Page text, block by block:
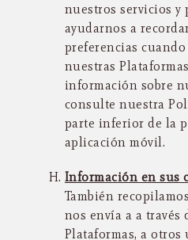
nuestros servicios y
ayudarnos a
preferencias
nuestras
información sobre
consulte nuestra
parte inferior de la
aplicación móvil.
Información en sus
También
nos envía a a través
Plataformas, a otros